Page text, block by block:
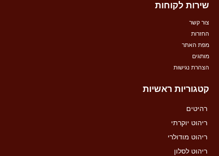
שירות לקוחות
צור קשר
החזרות
מפת האתר
מותגים
הצהרת נגישות
קטגוריות ראשיות
רהיטים
ריהוט יוקרתי
ריהוט מודולרי
ריהוט לסלון